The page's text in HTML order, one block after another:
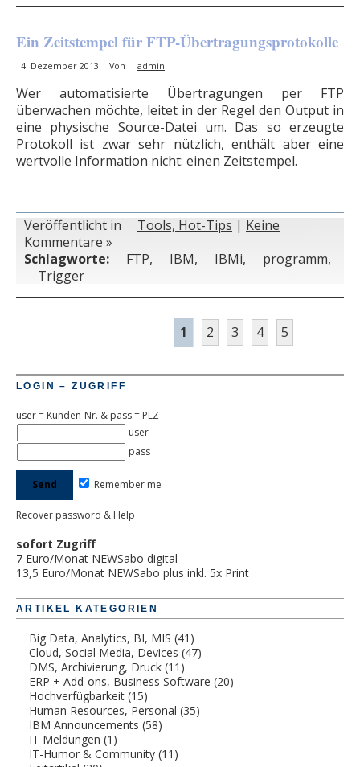
Ein Zeitstempel für FTP-Übertragungsprotokolle
4. Dezember 2013 | Von admin
Wer automatisierte Übertragungen per FTP
überwachen möchte, leitet in der Regel den Output in
eine physische Source-Datei um. Das so erzeugte
Protokoll ist zwar sehr nützlich, enthält aber eine
wertvolle Information nicht: einen Zeitstempel.
Veröffentlicht in Tools, Hot-Tips | Keine
Kommentare »
Schlagworte:
FTP, IBM, IBMi, programm,
Trigger
1 2 3 4 5
LOGIN – ZUGRIFF
user = Kunden-Nr. & pass = PLZ
user
pass
Remember me
Recover password & Help
sofort Zugriff
7 Euro/Monat NEWSabo digital
13,5 Euro/Monat NEWSabo plus inkl. 5x Print
ARTIKEL KATEGORIEN
Big Data, Analytics, BI, MIS (41)
Cloud, Social Media, Devices (47)
DMS, Archivierung, Druck (11)
ERP + Add-ons, Business Software (20)
Hochverfügbarkeit (15)
Human Resources, Personal (35)
IBM Announcements (58)
IT Meldungen (1)
IT-Humor & Community (11)